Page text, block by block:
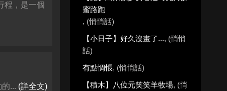
程，是一個
... (詳全文)
蜜路跑
, (悄悄話)
【小日子】好久沒畫了..., (悄悄
話)
有點惆悵, (悄悄話)
【積木】八位元笑笑羊牧場, (悄